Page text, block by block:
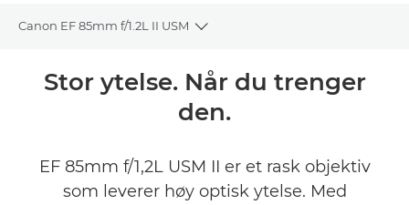
Canon EF 85mm f/1.2L II USM
Toggle breadcrumbs
OversiktStor ytelse. Når du trenger
den.
EF 85mm f/1,2L USM II er et rask objektiv
som leverer høy optisk ytelse. Med